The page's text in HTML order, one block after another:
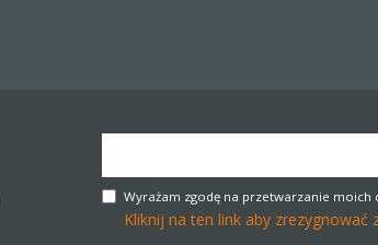
Wyrażam zgodę na przetwarzanie moich
Kliknij na ten link aby